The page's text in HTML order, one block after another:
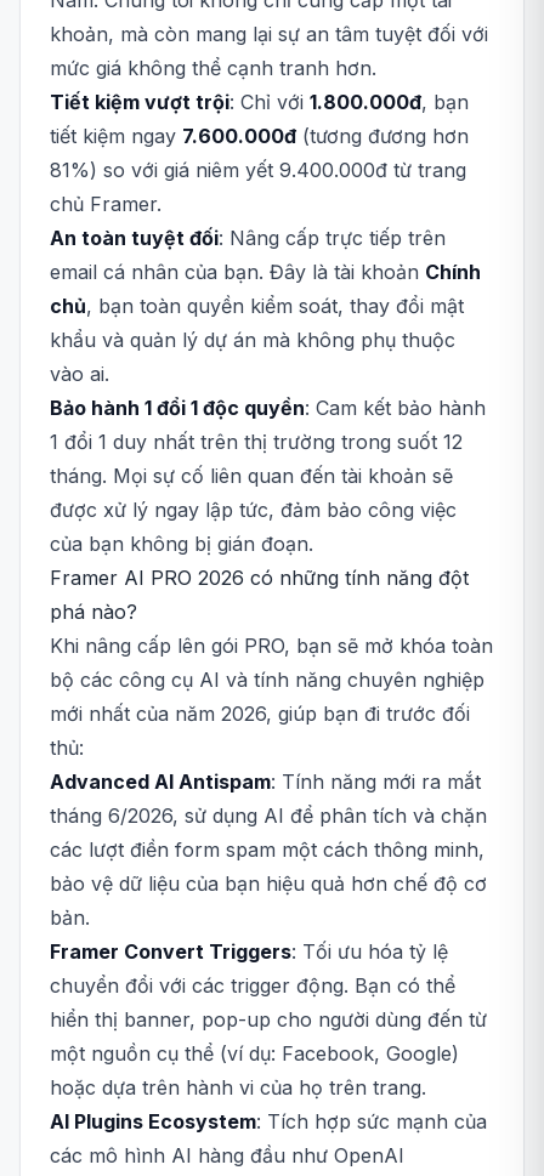
khoản, mà còn mang lại sự an tâm tuyệt đối với
mức giá không thể cạnh tranh hơn.
Tiết kiệm vượt trội: Chỉ với 1.800.000đ, bạn
tiết kiệm ngay 7.600.000đ (tương đương hơn
81%) so với giá niêm yết 9.400.000đ từ trang
chủ Framer.
An toàn tuyệt đối: Nâng cấp trực tiếp trên
email cá nhân của bạn. Đây là tài khoản Chính
chủ, bạn toàn quyền kiểm soát, thay đổi mật
khẩu và quản lý dự án mà không phụ thuộc
vào ai.
Bảo hành 1 đổi 1 độc quyền: Cam kết bảo hành
1 đổi 1 duy nhất trên thị trường trong suốt 12
tháng. Mọi sự cố liên quan đến tài khoản sẽ
được xử lý ngay lập tức, đảm bảo công việc
của bạn không bị gián đoạn.
Framer AI PRO 2026 có những tính năng đột
phá nào?
Khi nâng cấp lên gói PRO, bạn sẽ mở khóa toàn
bộ các công cụ AI và tính năng chuyên nghiệp
mới nhất của năm 2026, giúp bạn đi trước đối
thủ:
Advanced AI Antispam: Tính năng mới ra mắt
tháng 6/2026, sử dụng AI để phân tích và chặn
các lượt điền form spam một cách thông minh,
bảo vệ dữ liệu của bạn hiệu quả hơn chế độ cơ
bản.
Framer Convert Triggers: Tối ưu hóa tỷ lệ
chuyển đổi với các trigger động. Bạn có thể
hiển thị banner, pop-up cho người dùng đến từ
một nguồn cụ thể (ví dụ: Facebook, Google)
hoặc dựa trên hành vi của họ trên trang.
AI Plugins Ecosystem: Tích hợp sức mạnh của
các mô hình AI hàng đầu như OpenAI